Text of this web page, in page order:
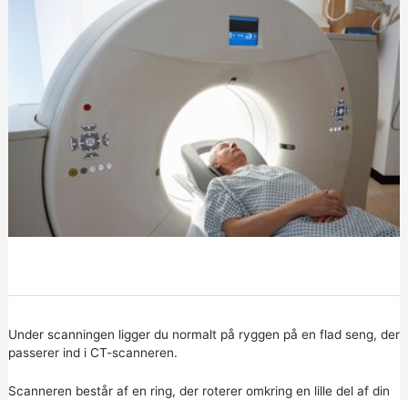
Under scanningen ligger du normalt på ryggen på en flad seng, der
passerer ind i CT-scanneren.
Scanneren består af en ring, der roterer omkring en lille del af din